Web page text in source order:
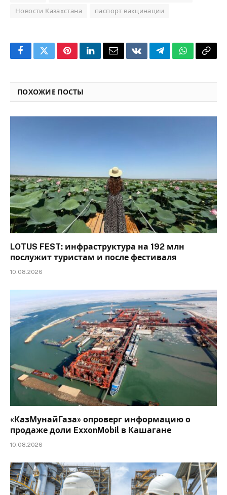
Новости Казахстана паспорт вакцинации
FacebookTwitterPinterestLinkedInEmailVKontakteTelegramWhatsApp
Copy
ПОХОЖИЕ ПОСТЫ
LOTUS FEST: инфраструктура на 192 млн
послужит туристам и после фестиваля
10.08.2026
«КазМунайГаза» опроверг информацию о
продаже доли ExxonMobil в Кашагане
10.08.2026